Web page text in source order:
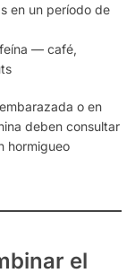
en un período de
— café,
o en
deben consultar
hormigueo
el